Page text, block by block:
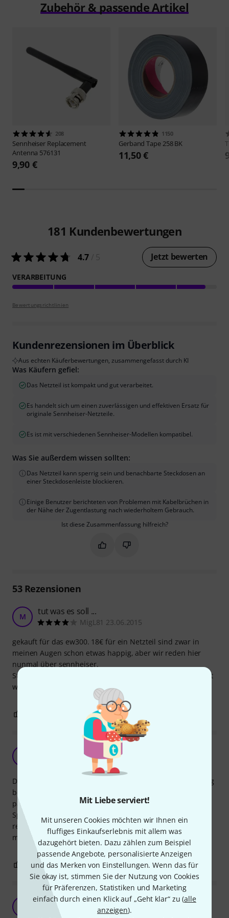
Mit Liebe serviert!
Mit unseren Cookies möchten wir Ihnen ein
fluffiges Einkaufserlebnis mit allem was
dazugehört bieten. Dazu zählen zum Beispiel
passende Angebote, personalisierte Anzeigen
und das Merken von Einstellungen. Wenn das für
Sie okay ist, stimmen Sie der Nutzung von Cookies
für Präferenzen, Statistiken und Marketing
einfach durch einen Klick auf „Geht klar“ zu (alle
anzeigen).
Zubehör & passende Artikel
208
Sennheiser Replacement
Antenna 576131
9,90 €
1150
GerbandTape 258 BK
11,50 €
181 Kundenbewertungen
4.7 Jetzt bewerten
VERARBEITUNG
Bewertungsrichtlinien
Kundenrezensionen im Überblick
Aus echten Käuferbewertungen, zusammengefasst durch KI
Was Käufern gefiel:
Das Netzteil ist kompakt und gut verarbeitet.
Es handelt sich um einen zuverlässigen und effektiven Ersatz für
originale Sennheiser-Netzteile.
Es ist mit verschiedenen Sennheiser-Modellen kompatibel.
Was Sie außerdem wissen sollten:
Das Netzteil kann sperrig sein und benachbarte Steckdosen an
einer Steckdosenleiste blockieren.
Einige Benutzer berichteten von Problemen mit Kabelbrüchen in
der Nähe der Zugentlastung nach wiederholtem Gebrauch.
Ist diese Zusammenfassung hilfreich?
Markieren Sie diese
Markieren Sie diese
53Rezensionen
M tut was es soll ...
MigL81 23.06.2015
gekauft für das ew300. 18€ für ein Netzteil sind zwar in
meinen Augen schon etwas happig, aber wir reden hier
nunmal über sennheiser.
Stecker muss mit etwas Kraftaufwand in das Gerät gesteckt
werden, dafür hält es um so besser.
BEWERTUNG MELDEN
Netzteil für Funkstrecke
xedosx 31.01.2020
Das Steckernetzteil ist kleiner, als das, was im Lieferumfang
bei der Funkstrecke dabei war. Dafür ist es soger noch ein
paar mA leistungsfähiger. Im Gegensatz zu vielen anderen
Spareparts von Sennheiser ist der Preis auch noch
realistisch. Also keine Experimente mit Drittanbietern
machen und das Original von Sennheiser nehmen.
0 BEWERTUNG MELDEN
Endlich im Hochformat
JooMartin 06.02.2019